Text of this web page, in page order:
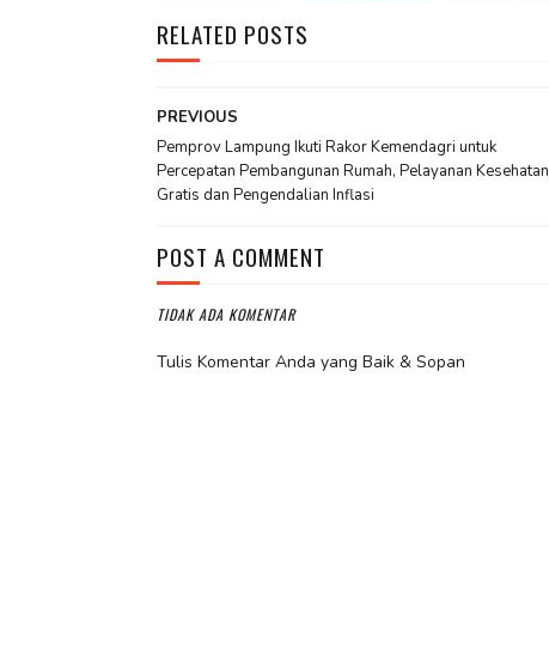
RELATED POSTS
PREVIOUS
Pemprov Lampung Ikuti Rakor Kemendagri untuk
Percepatan Pembangunan Rumah, Pelayanan Kesehatan
Gratis dan Pengendalian Inflasi
POST A COMMENT
TIDAK ADA KOMENTAR
Tulis Komentar Anda yang Baik & Sopan